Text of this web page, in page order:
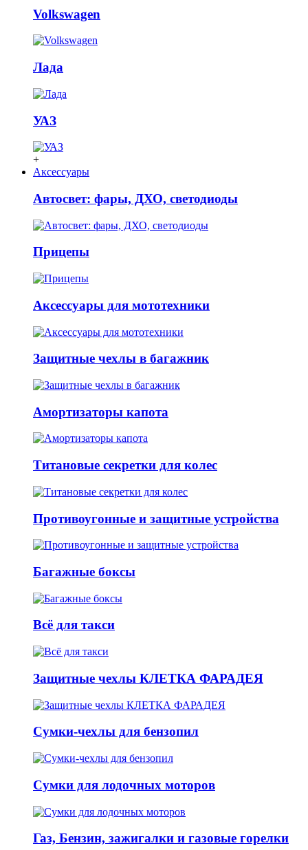
Volkswagen
Лада
УАЗ
+
Аксессуары
Автосвет: фары, ДХО, светодиоды
Прицепы
Аксессуары для мототехники
Защитные чехлы в багажник
Амортизаторы капота
Титановые секретки для колес
Противоугонные и защитные устройства
Багажные боксы
Всё для такси
Защитные чехлы КЛЕТКА ФАРАДЕЯ
Сумки-чехлы для бензопил
Сумки для лодочных моторов
Газ, Бензин, зажигалки и газовые горелки